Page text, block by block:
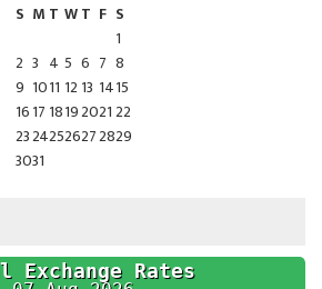
S M T WT F S
1
2 3 4 5 6 7 8
9 1011 12 13 1415
1617 1819202122
23242526272829
3031